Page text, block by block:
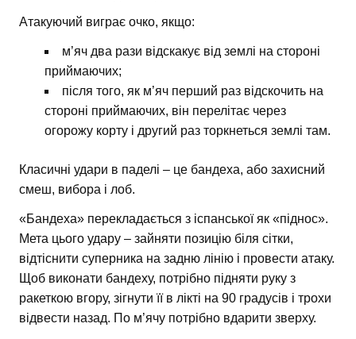
Атакуючий виграє очко, якщо:
м’яч два рази відскакує від землі на стороні
приймаючих;
після того, як м’яч перший раз відскочить на
стороні приймаючих, він перелітає через
огорожу корту і другий раз торкнеться землі там.
Класичні удари в паделі – це бандеха, або захисний
смеш, вибора і лоб.
«Бандеха» перекладається з іспанської як «піднос».
Мета цього удару – зайняти позицію біля сітки,
відтіснити суперника на задню лінію і провести атаку.
Щоб виконати бандеху, потрібно підняти руку з
ракеткою вгору, зігнути її в лікті на 90 градусів і трохи
відвести назад. По м’ячу потрібно вдарити зверху.